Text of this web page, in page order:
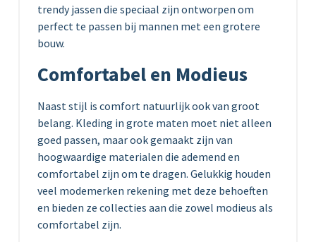
trendy jassen die speciaal zijn ontworpen om
perfect te passen bij mannen met een grotere
bouw.
Comfortabel en Modieus
Naast stijl is comfort natuurlijk ook van groot
belang. Kleding in grote maten moet niet alleen
goed passen, maar ook gemaakt zijn van
hoogwaardige materialen die ademend en
comfortabel zijn om te dragen. Gelukkig houden
veel modemerken rekening met deze behoeften
en bieden ze collecties aan die zowel modieus als
comfortabel zijn.